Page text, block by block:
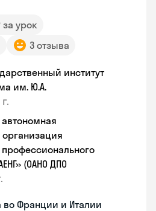
за урок
3 отзыва
институт
им. Ю.А.
(ОАНО ДПО
во Франции и Италии